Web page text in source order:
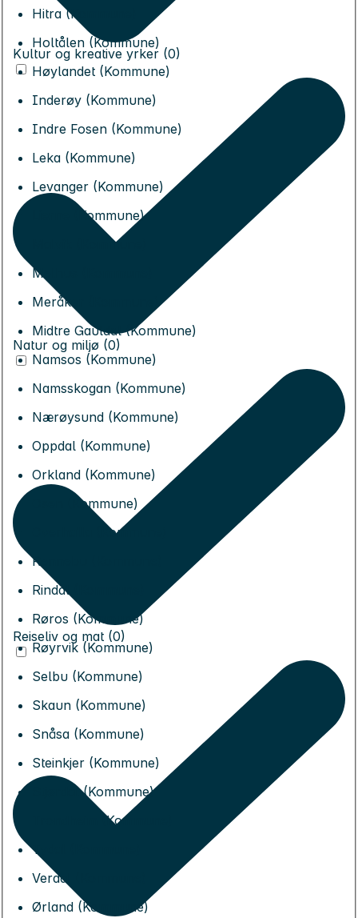
Hitra (Kommune)
Holtålen (Kommune)
Høylandet (Kommune)
Inderøy (Kommune)
Indre Fosen (Kommune)
Leka (Kommune)
Levanger (Kommune)
Lierne (Kommune)
Malvik (Kommune)
Melhus (Kommune)
Meråker (Kommune)
Midtre Gauldal (Kommune)
Namsos (Kommune)
Namsskogan (Kommune)
Nærøysund (Kommune)
Oppdal (Kommune)
Orkland (Kommune)
Osen (Kommune)
Overhalla (Kommune)
Rennebu (Kommune)
Rindal (Kommune)
Røros (Kommune)
Røyrvik (Kommune)
Selbu (Kommune)
Skaun (Kommune)
Snåsa (Kommune)
Steinkjer (Kommune)
Stjørdal (Kommune)
Trondheim (Kommune)
Tydal (Kommune)
Verdal (Kommune)
Ørland (Kommune)
Kultur og kreative yrker (0)
Natur og miljø (0)
Reiseliv og mat (0)